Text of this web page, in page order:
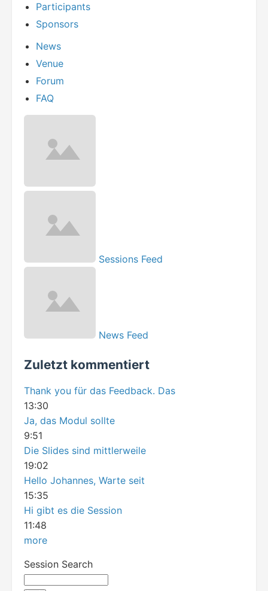
Participants
Sponsors
News
Venue
Forum
FAQ
Sessions Feed
News Feed
Zuletzt kommentiert
Thank you für das Feedback. Das
13:30
Ja, das Modul sollte
9:51
Die Slides sind mittlerweile
19:02
Hello Johannes, Warte seit
15:35
Hi gibt es die Session
11:48
more
Session Search